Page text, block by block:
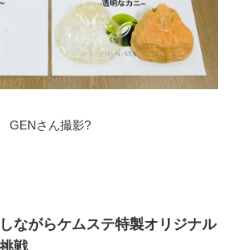
GENさん撮影?
ながらケムステ特製オリジナル